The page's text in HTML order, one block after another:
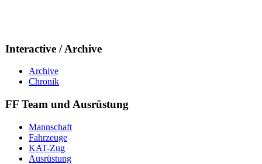
Interactive / Archive
Archive
Chronik
FF Team und Ausrüstung
Mannschaft
Fahrzeuge
KAT-Zug
Ausrüstung